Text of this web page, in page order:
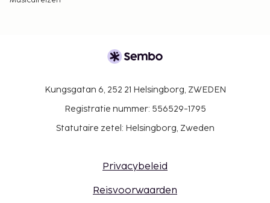
Kungsgatan 6, 252 21 Helsingborg, ZWEDEN
Registratie nummer: 556529-1795
Statutaire zetel: Helsingborg, Zweden
Privacybeleid
Reisvoorwaarden